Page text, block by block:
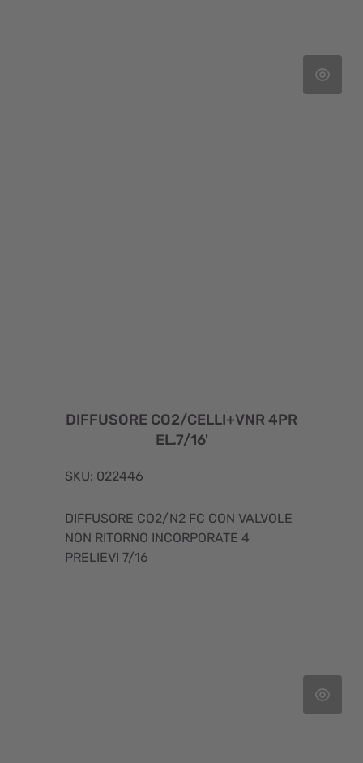
DIFFUSORE CO2/CELLI+VNR 4PR
EL.7/16'
SKU: 022446
DIFFUSORE CO2/N2 FC CON VALVOLE
NON RITORNO INCORPORATE 4
PRELIEVI 7/16